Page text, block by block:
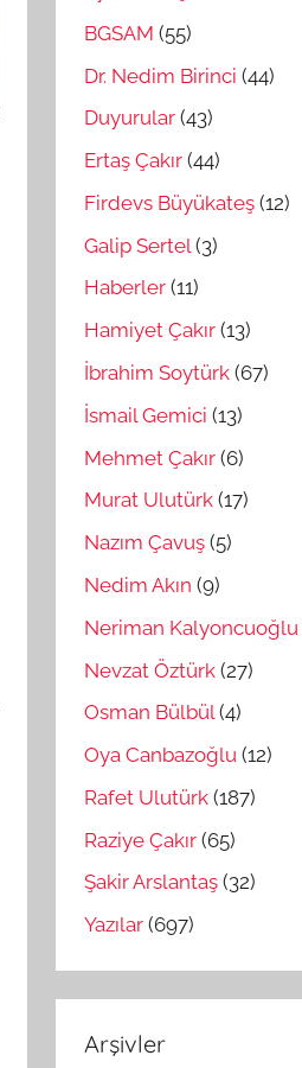
BGSAM (55)
Dr. Nedim Birinci (44)
Duyurular (43)
Ertaş Çakır (44)
Firdevs Büyükateş (12)
Galip Sertel (3)
Haberler (11)
Hamiyet Çakır (13)
İbrahim Soytürk (67)
İsmail Gemici (13)
Mehmet Çakır (6)
Murat Ulutürk (17)
Nazım Çavuş (5)
Nedim Akın (9)
Neriman Kalyoncuoğlu
Nevzat Öztürk (27)
Osman Bülbül(4)
Oya Canbazoğlu (12)
Rafet Ulutürk (187)
Raziye Çakır (65)
Şakir Arslantaş (32)
Yazılar (697)
Arşivler